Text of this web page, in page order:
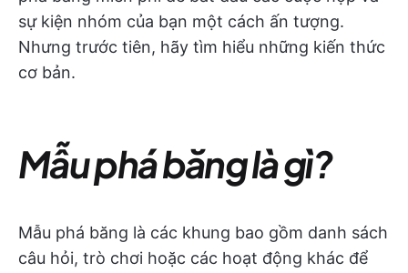
sự kiện nhóm của bạn một cách ấn tượng.
Nhưng trước tiên, hãy tìm hiểu những kiến thức
cơ bản.
Mẫu phá băng là gì?
Mẫu phá băng là các khung bao gồm danh sách
câu hỏi, trò chơi hoặc các hoạt động khác để